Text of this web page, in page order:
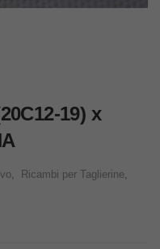
19) x
, Ricambi per Taglierine,